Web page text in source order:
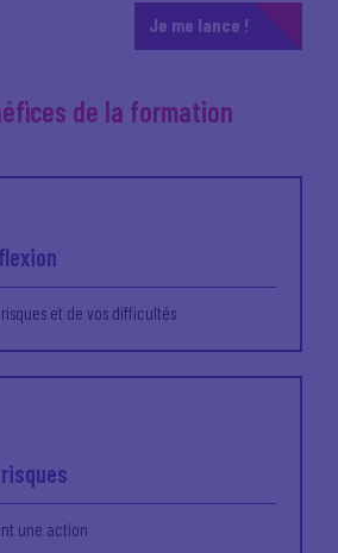
Je me lance !
de la formation
et de vos difficultés
une action